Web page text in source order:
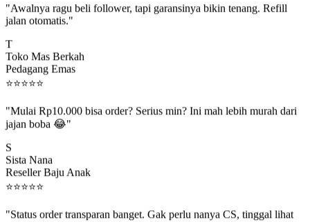
jalan otomatis."
Toko Mas Berkah
Pedagang Emas
⭐⭐⭐⭐⭐
jajan boba 😂"
Sista Nana
Reseller Baju Anak
⭐⭐⭐⭐⭐
dashboard."